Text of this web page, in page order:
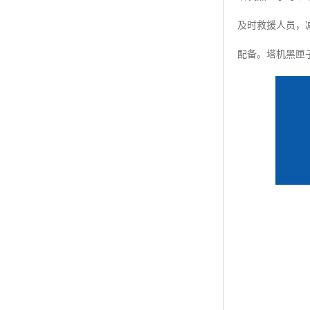
及时救援人员，
配备。塔机黑匣